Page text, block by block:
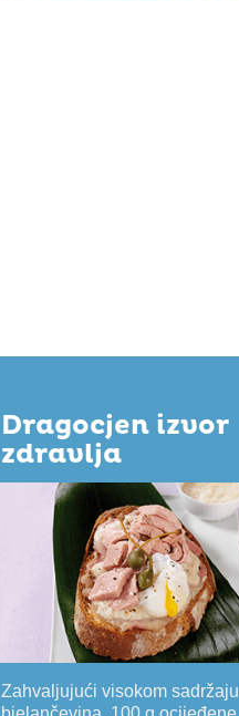
Dragocjen izvor
zdravlja
Zahvaljujući visokom sadržaju